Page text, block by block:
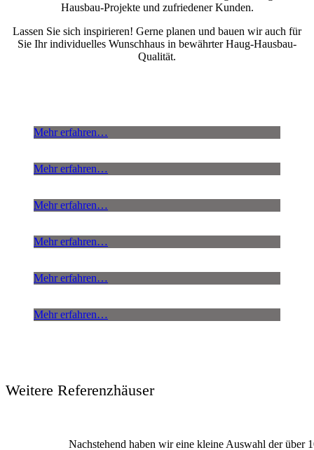
Hausbau-Projekte und zufriedener Kunden.
Lassen Sie sich inspirieren! Gerne planen und bauen wir auch für
Sie Ihr individuelles Wunschhaus in bewährter Haug-Hausbau-
Qualität.
Mehr erfahren…
Mehr erfahren…
Mehr erfahren…
Mehr erfahren…
Mehr erfahren…
Mehr erfahren…
Weitere Referenzhäuser
Nachstehend haben wir eine kleine Auswahl der über